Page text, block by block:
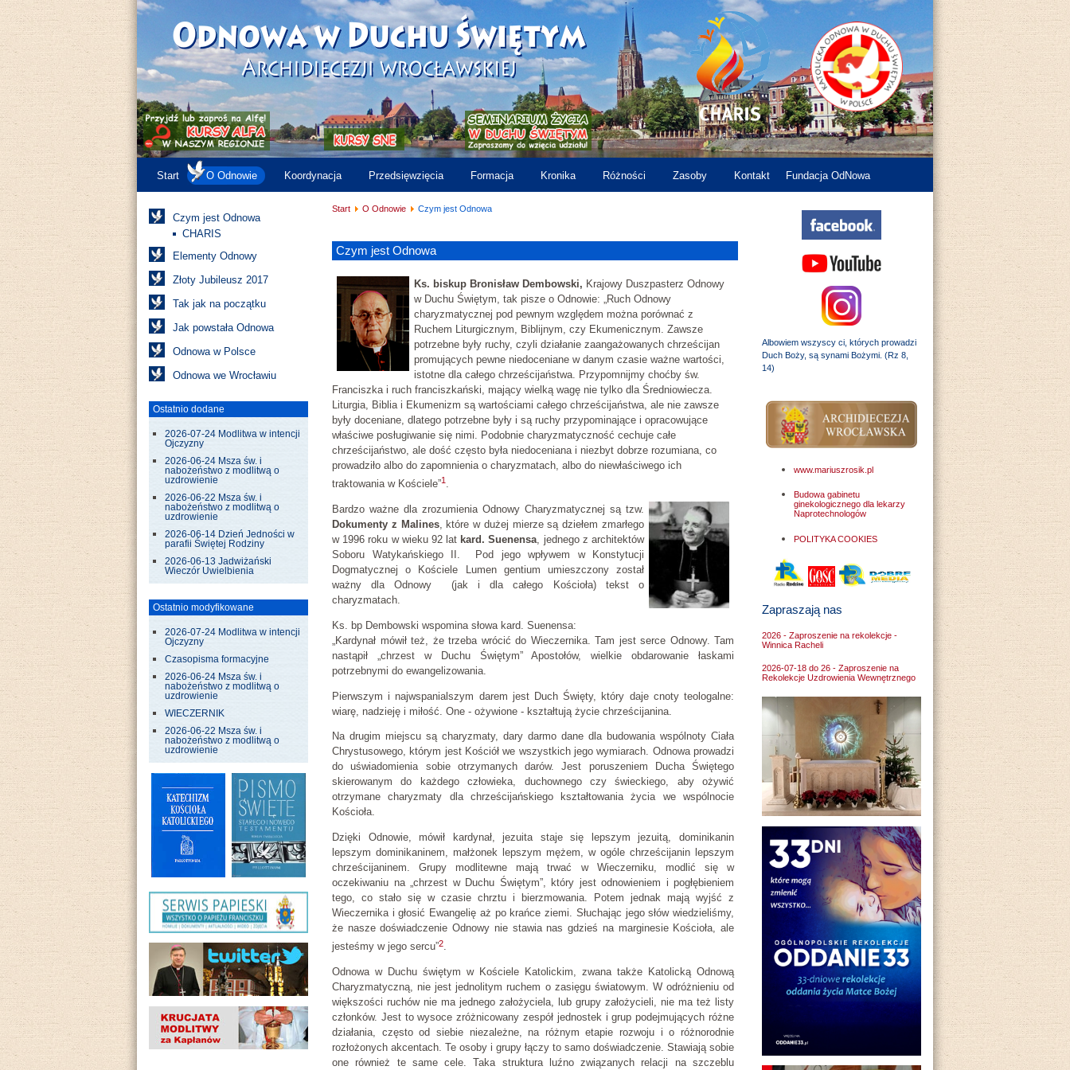
Start O Odnowie Koordynacja Przedsięwzięcia Formacja Kronika Różności Zasoby Kontakt Fundacja OdNowa
Czym jest Odnowa
CHARIS
Elementy Odnowy
Złoty Jubileusz 2017
Tak jak na początku
Jak powstała Odnowa
Odnowa w Polsce
Odnowa we Wrocławiu
Ostatnio dodane
2026-07-24 Modlitwa w intencji
Ojczyzny
2026-06-24 Msza św. i
nabożeństwo z modlitwą o
uzdrowienie
2026-06-22 Msza św. i
nabożeństwo z modlitwą o
uzdrowienie
2026-06-14 Dzień Jedności w
parafii Świętej Rodziny
2026-06-13 Jadwiżański
Wieczór Uwielbienia
Ostatnio modyfikowane
2026-07-24 Modlitwa w intencji
Ojczyzny
Czasopisma formacyjne
2026-06-24 Msza św. i
nabożeństwo z modlitwą o
uzdrowienie
WIECZERNIK
2026-06-22 Msza św. i
nabożeństwo z modlitwą o
uzdrowienie
Albowiem wszyscy ci, których prowadzi
Duch Boży, są synami Bożymi. (Rz 8,
14)
www.mariuszrosik.pl
Budowa gabinetu
ginekologicznego dla lekarzy
Naprotechnologów
POLITYKA COOKIES
Zapraszają nas
2026 - Zaproszenie na rekolekcje -
Winnica Racheli
2026-07-18 do 26 - Zaproszenie na
Rekolekcje Uzdrowienia Wewnętrznego
Start O Odnowie Czym jest Odnowa
Czym jest Odnowa
Ks. biskup Bronisław Dembowski, Krajowy Duszpasterz Odnowy
w Duchu Świętym, tak pisze o Odnowie: „Ruch Odnowy
charyzmatycznej pod pewnym względem można porównać z
Ruchem Liturgicznym, Biblijnym, czy Ekumenicznym. Zawsze
potrzebne były ruchy, czyli działanie zaangażowanych chrześcijan
promujących pewne niedoceniane w danym czasie ważne wartości,
istotne dla całego chrześcijaństwa. Przypomnijmy choćby św.
Franciszka i ruch franciszkański, mający wielką wagę nie tylko dla Średniowiecza.
Liturgia, Biblia i Ekumenizm są wartościami całego chrześcijaństwa, ale nie zawsze
były doceniane, dlatego potrzebne były i są ruchy przypominające i opracowujące
właściwe posługiwanie się nimi. Podobnie charyzmatyczność cechuje całe
chrześcijaństwo, ale dość często była niedoceniana i niezbyt dobrze rozumiana, co
prowadziło albo do zapomnienia o charyzmatach, albo do niewłaściwego ich
traktowania w Kościele”1 .
Bardzo ważne dla zrozumienia Odnowy Charyzmatycznej są tzw.
Dokumenty z Malines, które w dużej mierze są dziełem zmarłego
w 1996 roku w wieku 92 lat kard. Suenensa, jednego z architektów
Soboru Watykańskiego II. Pod jego wpływem w Konstytucji
Dogmatycznej o Kościele Lumen gentium umieszczony został
ważny dla Odnowy (jak i dla całego Kościoła) tekst o
charyzmatach.
Ks. bp Dembowski wspomina słowa kard. Suenensa:
„Kardynał mówił też, że trzeba wrócić do Wieczernika. Tam jest serce Odnowy. Tam
nastąpił „chrzest w Duchu Świętym” Apostołów, wielkie obdarowanie łaskami
potrzebnymi do ewangelizowania.
Pierwszym i najwspanialszym darem jest Duch Święty, który daje cnoty teologalne:
wiarę, nadzieję i miłość. One - ożywione - kształtują życie chrześcijanina.
Na drugim miejscu są charyzmaty, dary darmo dane dla budowania wspólnoty Ciała
Chrystusowego, którym jest Kościół we wszystkich jego wymiarach. Odnowa prowadzi
do uświadomienia sobie otrzymanych darów. Jest poruszeniem Ducha Świętego
skierowanym do każdego człowieka, duchownego czy świeckiego, aby ożywić
otrzymane charyzmaty dla chrześcijańskiego kształtowania życia we wspólnocie
Kościoła.
Dzięki Odnowie, mówił kardynał, jezuita staje się lepszym jezuitą, dominikanin
lepszym dominikaninem, małżonek lepszym mężem, w ogóle chrześcijanin lepszym
chrześcijaninem. Grupy modlitewne mają trwać w Wieczerniku, modlić się w
oczekiwaniu na „chrzest w Duchu Świętym”, który jest odnowieniem i pogłębieniem
tego, co stało się w czasie chrztu i bierzmowania. Potem jednak mają wyjść z
Wieczernika i głosić Ewangelię aż po krańce ziemi. Słuchając jego słów wiedzieliśmy,
że nasze doświadczenie Odnowy nie stawia nas gdzieś na marginesie Kościoła, ale
jesteśmy w jego sercu”2.
Odnowa w Duchu świętym w Kościele Katolickim, zwana także Katolicką Odnową
Charyzmatyczną, nie jest jednolitym ruchem o zasięgu światowym. W odróżnieniu od
większości ruchów nie ma jednego założyciela, lub grupy założycieli, nie ma też listy
członków. Jest to wysoce zróżnicowany zespół jednostek i grup podejmujących różne
działania, często od siebie niezależne, na różnym etapie rozwoju i o różnorodnie
rozłożonych akcentach. Te osoby i grupy łączy to samo doświadczenie. Stawiają sobie
one również te same cele. Taka struktura luźno związanych relacji na szczeblu